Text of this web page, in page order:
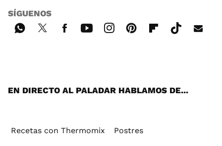
SÍGUENOS
EN DIRECTO AL PALADAR HABLAMOS DE...
Recetas con Thermomix Postres